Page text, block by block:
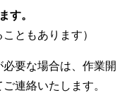
す。
ともあります）
要な場合は、作業開
連絡いたします。